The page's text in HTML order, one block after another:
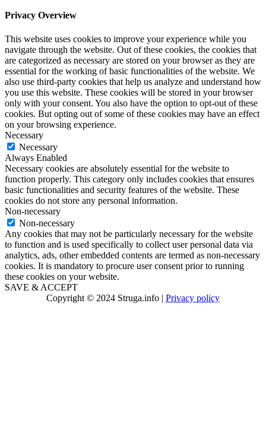
Privacy Overview
This website uses cookies to improve your experience while you
navigate through the website. Out of these cookies, the cookies that
are categorized as necessary are stored on your browser as they are
essential for the working of basic functionalities of the website. We
also use third-party cookies that help us analyze and understand how
you use this website. These cookies will be stored in your browser
only with your consent. You also have the option to opt-out of these
cookies. But opting out of some of these cookies may have an effect
on your browsing experience.
Necessary
Necessary
Always Enabled
Necessary cookies are absolutely essential for the website to
function properly. This category only includes cookies that ensures
basic functionalities and security features of the website. These
cookies do not store any personal information.
Non-necessary
Non-necessary
Any cookies that may not be particularly necessary for the website
to function and is used specifically to collect user personal data via
analytics, ads, other embedded contents are termed as non-necessary
cookies. It is mandatory to procure user consent prior to running
these cookies on your website.
SAVE & ACCEPT
Copyright © 2024 Struga.info | Privacy policy